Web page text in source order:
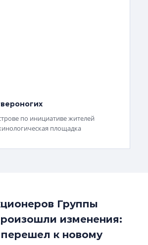
по инициативе жителей
площадка
Группы
изменения:
перешел к новому